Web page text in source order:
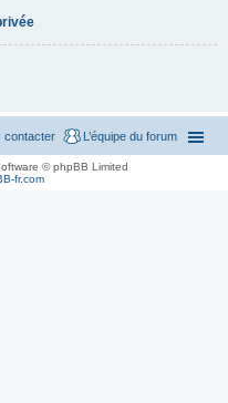
L’équipe du forum
contacter
© phpBB Limited
fr.com